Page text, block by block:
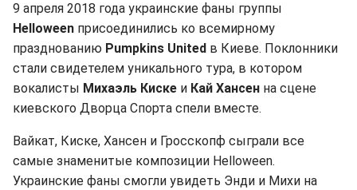
9 апреля 2018 года украинские фаны группы
Helloween присоединились ко всемирному
празднованию Pumpkins United в Киеве. Поклонники
стали свидетелем уникального тура, в котором
вокалисты Михаэль Киске и Кай Хансен на сцене
киевского Дворца Спорта спели вместе.
Вайкат, Киске, Хансен и Гросскопф сыграли все
самые знаменитые композиции Helloween.
Украинские фаны смогли увидеть Энди и Михи на